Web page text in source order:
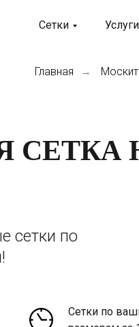
Услуги
Сетки
Главная →
Сетки по
сетки по